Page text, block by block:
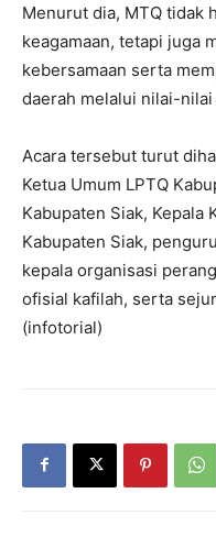
Menurut dia, MTQ tidak
keagamaan, tetapi juga
kebersamaan serta
daerah melalui nilai-nilai
Acara tersebut turut
Ketua Umum LPTQ
Kabupaten Siak, Kepala
Kabupaten Siak,
kepala organisasi
ofisial kafilah, serta
(infotorial)